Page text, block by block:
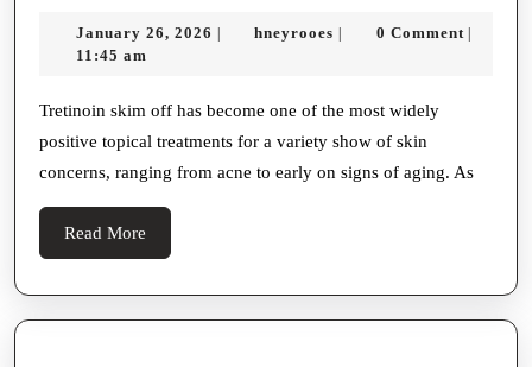
Examination
To
Sympathy
The
And
Potentiality
January 26, 2026 January
| hneyrooes hneyrooes
| 0 Comment |
11:45 am
Tretinoin skim off has become one of the most widely
positive topical treatments for a variety show of skin
concerns, ranging from acne to early on signs of aging. As
Read More
More